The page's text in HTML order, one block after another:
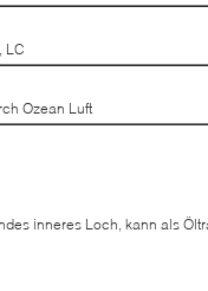
LC
Ozean Luft
inneres Loch, kann als